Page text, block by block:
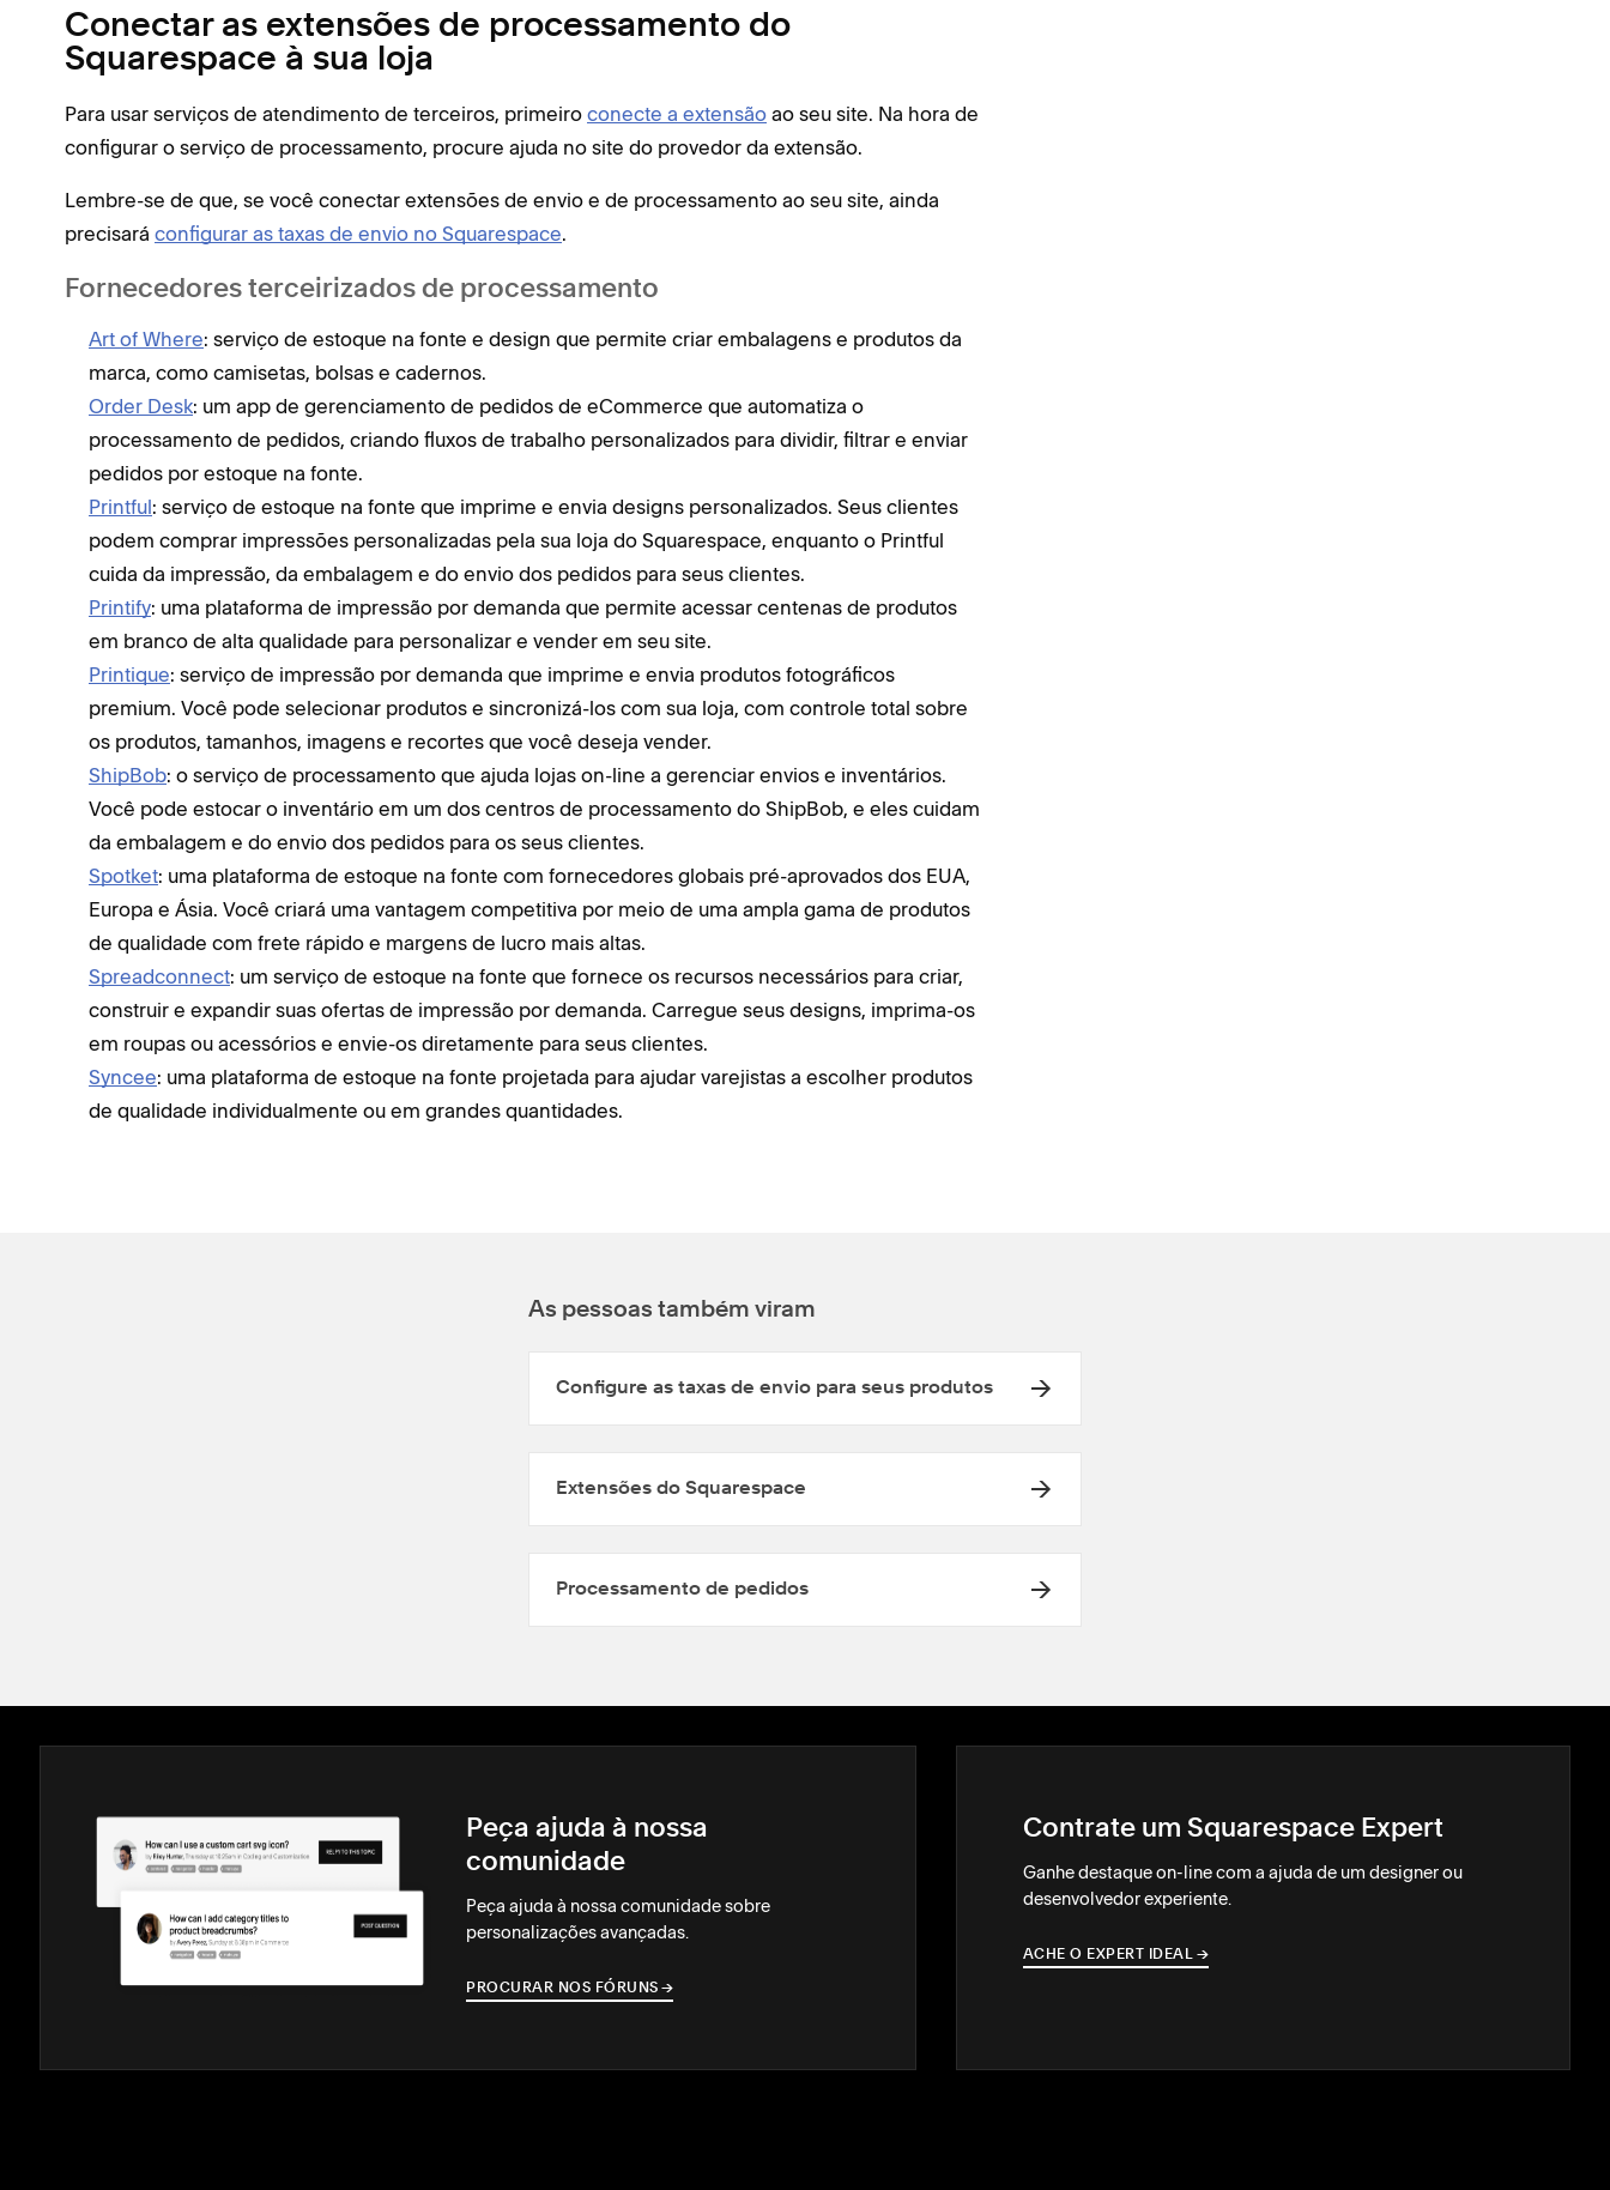
Conectar as extensões de processamento do
Squarespace à sua loja
Para usar serviços de atendimento de terceiros, primeiro conecte a extensão ao seu site. Na hora de
configurar o serviço de processamento, procure ajuda no site do provedor da extensão.
Lembre-se de que, se você conectar extensões de envio e de processamento ao seu site, ainda
precisará configurar as taxas de envio no Squarespace.
Fornecedores terceirizados de processamento
Art of Where: serviço de estoque na fonte e design que permite criar embalagens e produtos da
marca, como camisetas, bolsas e cadernos.
Order Desk: um app de gerenciamento de pedidos de eCommerce que automatiza o
processamento de pedidos, criando fluxos de trabalho personalizados para dividir, filtrar e enviar
pedidos por estoque na fonte.
Printful: serviço de estoque na fonte que imprime e envia designs personalizados. Seus clientes
podem comprar impressões personalizadas pela sua loja do Squarespace, enquanto o Printful
cuida da impressão, da embalagem e do envio dos pedidos para seus clientes.
Printify: uma plataforma de impressão por demanda que permite acessar centenas de produtos
em branco de alta qualidade para personalizar e vender em seu site.
Printique: serviço de impressão por demanda que imprime e envia produtos fotográficos
premium. Você pode selecionar produtos e sincronizá-los com sua loja, com controle total sobre
os produtos, tamanhos, imagens e recortes que você deseja vender.
ShipBob: o serviço de processamento que ajuda lojas on-line a gerenciar envios e inventários.
Você pode estocar o inventário em um dos centros de processamento do ShipBob, e eles cuidam
da embalagem e do envio dos pedidos para os seus clientes.
Spotket: uma plataforma de estoque na fonte com fornecedores globais pré-aprovados dos EUA,
Europa e Ásia. Você criará uma vantagem competitiva por meio de uma ampla gama de produtos
de qualidade com frete rápido e margens de lucro mais altas.
Spreadconnect: um serviço de estoque na fonte que fornece os recursos necessários para criar,
construir e expandir suas ofertas de impressão por demanda. Carregue seus designs, imprima-os
em roupas ou acessórios e envie-os diretamente para seus clientes.
Syncee: uma plataforma de estoque na fonte projetada para ajudar varejistas a escolher produtos
de qualidade individualmente ou em grandes quantidades.
As pessoas também viram
Configure as taxas de envio para seus produtos
Extensões do Squarespace
Processamento de pedidos
Peça ajuda à nossa
comunidade
Peça ajuda à nossa comunidade sobre
personalizações avançadas.
PROCURAR NOS FÓRUNS →
→
Contrate um Squarespace Expert
Ganhe destaque on-line com a ajuda de um designer ou
desenvolvedor experiente.
ACHE O EXPERT IDEAL →
→